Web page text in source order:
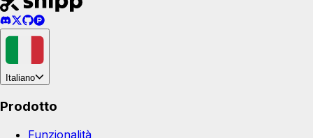
Italiano
Prodotto
Funzionalità